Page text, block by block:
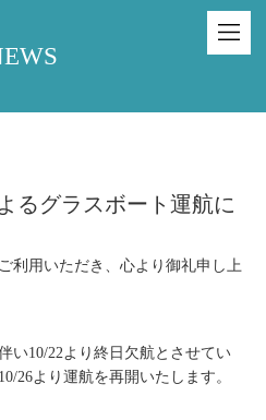
るグラスボート運航に
利用いただき、心より御礼申し上
い10/22より終日欠航と させてい
26より運航を再開いたします。